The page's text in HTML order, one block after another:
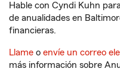
Hable con Cyndi Kuhn
de anualidades en
financieras.
Llame o envíe un correo
más información sobre